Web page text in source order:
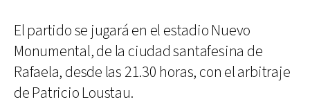
El partido se jugará en el estadio Nuevo
Monumental, de la ciudad santafesina de
Rafaela, desde las 21.30 horas, con el arbitraje
de Patricio Loustau.